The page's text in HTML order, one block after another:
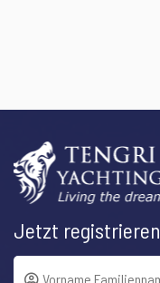
Jetzt registrieren